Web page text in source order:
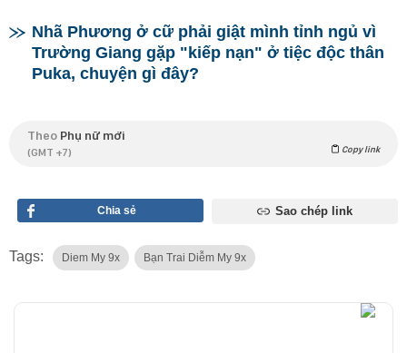
Nhã Phương ở cữ phải giật mình tỉnh ngủ vì
Trường Giang gặp "kiếp nạn" ở tiệc độc thân
Puka, chuyện gì đây?
Theo Phụ nữ mới
(GMT +7) Copy link
Chia sẻ Sao chép link
Tags: Diem My 9x Bạn Trai Diễm My 9x